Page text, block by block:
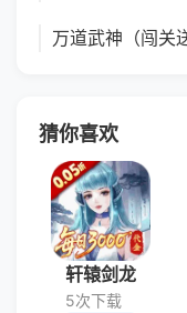
万道武神（闯关
猜你喜欢
轩辕剑龙
5次下载